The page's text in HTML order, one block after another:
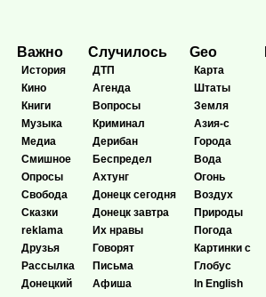
Важно
История
Кино
Книги
Музыка
Медиа
Смишное
Опросы
Свобода
Сказки
reklama
Друзья
Рассылка
Донецкий
Случилось
ДТП
Агенда
Вопросы
Криминал
Дерибан
Беспредел
Ахтунг
Донецк сегодня
Донецк завтра
Их нравы
Говорят
Письма
Афиша
Geo
Карта
Штаты
Земля
Азия-с
Города
Вода
Огонь
Воздух
Природы
Погода
Картинки с
Глобус
In English